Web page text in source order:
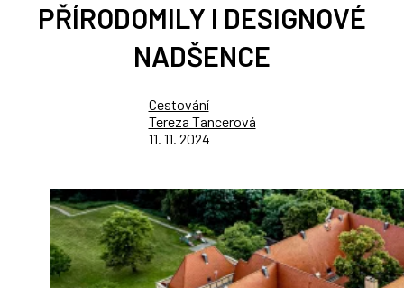
PŘÍRODOMILY I DESIGNOVÉ
NADŠENCE
Cestování
Tereza Tancerová
11. 11. 2024